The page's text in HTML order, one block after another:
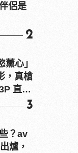
侶是
2
心」
，真槍
直接
3
？av
爐，